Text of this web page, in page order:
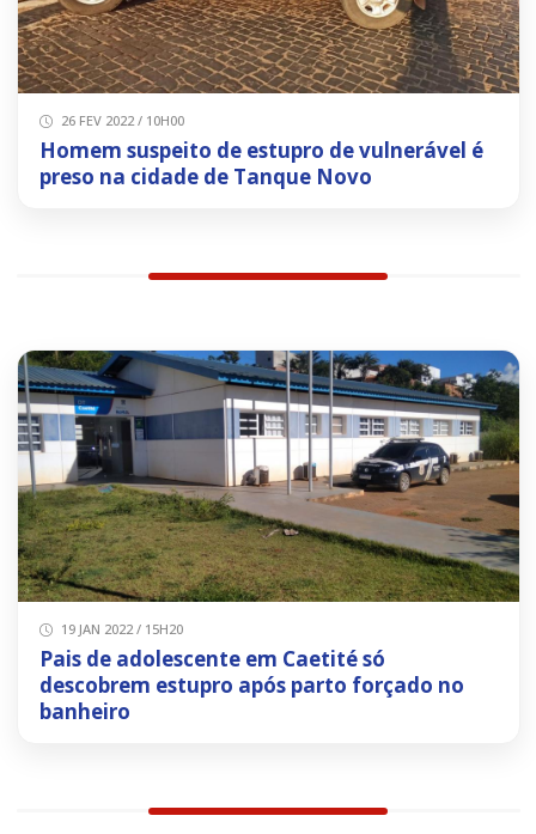
26 FEV 2022 / 10H00
Homem suspeito de estupro de vulnerável é
preso na cidade de Tanque Novo
19 JAN 2022 / 15H20
Pais de adolescente em Caetité só
descobrem estupro após parto forçado no
banheiro